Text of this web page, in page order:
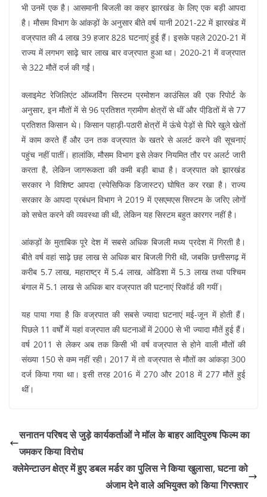
भी उनमें एक है। आसमानी बिजली का कहर झारखंड के लिए एक बड़ी आपदा
है। मौसम विभाग के आंकड़ों के अनुसार बीते वर्ष यानी 2021-22 में झारखंड में
वज्रपात की 4 लाख 39 हजार 828 घटनाएं हुई हैं। इसके पहले 2020-21 में
राज्य में लगभग साढ़े चार लाख बार वज्रपात हुआ था। 2020-21 में वज्रपात
से 322 मौतें दर्ज की गईं।
क्लाइमेट रेजिलिएंट ऑब्जर्विंग सिस्टम प्रमोशन काउंसिल की एक रिपोर्ट के
अनुसार, इन मौतों में से 96 प्रतिशत ग्रामीण क्षेत्रों से थीं और पीडि़तों में से 77
प्रतिशत किसान थे। किसान पहाड़ी-पठारी क्षेत्रों में ऊंचे पेड़ों से घिरे खुले खेतों
में काम करते हैं और उन तक वज्रपात के खतरे से अलर्ट करने की सूचनाएं
पहुंच नहीं पातीं। हालांकि, मौसम विभाग इसे लेकर नियमित तौर पर अलर्ट जारी
करता है, लेकिन जागरूकता की कमी बड़ी बाधा है। वज्रपात को झारखंड
सरकार ने विशिष्ट आपदा (स्पेसिफिक डिजास्टर) घोषित कर रखा है। राज्य
सरकार के आपदा प्रबंधन विभाग ने 2019 में एसएमएस सिस्टम के जरिए लोगों
को सचेत करने की व्यवस्था की थी, लेकिन यह सिस्टम बहुत कारगर नहीं है।
आंकड़ों के मुताबिक पूरे देश में सबसे अधिक बिजली मध्य प्रदेश में गिरती है।
बीते वर्ष वहां साढ़े छह लाख से अधिक बार बिजली गिरी थी, जबकि छत्तीसगढ़ में
करीब 5.7 लाख, महाराष्ट्र में 5.4 लाख, ओडिशा में 5.3 लाख तथा पश्चिम
बंगाल में 5.1 लाख से अधिक बार वज्रपात की घटनाएं रिकॉर्ड की गयीं।
यह पाया गया है कि वज्रपात की सबसे ज्यादा घटनाएं मई-जून में होती हैं।
पिछले 11 वर्षों में यहां वज्रपात की घटनाओं में 2000 से भी ज्यादा मौतें हुई हैं।
वर्ष 2011 से लेकर अब तक किसी भी वर्ष वज्रपात से होने वाली मौतों की
संख्या 150 से कम नहीं रही। 2017 में तो वज्रपात से मौतों का आंकड़ा 300
दर्ज किया गया था। इसी तरह 2016 में 270 और 2018 में 277 मौतें हुई
थीं।
सनातन परिषद से जुड़े कार्यकर्ताओं ने मॉल के बाहर आदिपुरुष फिल्म का
जमकर किया विरोध
क्लेमेन्टाउन क्षेत्र में हुए डबल मर्डर का पुलिस ने किया खुलासा, घटना को
अंजाम देने वाले अभियुक्त को किया गिरफ्तार